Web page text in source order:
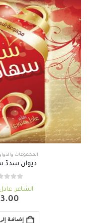
المجموعات
ديوان
الشاعر.
3.00
إضافة